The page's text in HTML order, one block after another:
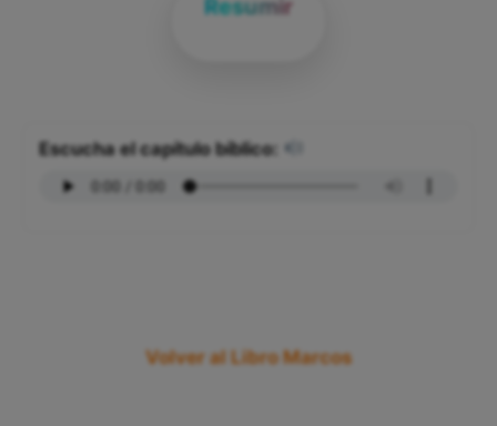
Resumir
Escucha el capítulo bíblico:
Volver al Libro Marcos